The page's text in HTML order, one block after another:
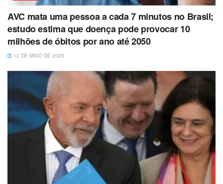
AVC mata uma pessoa a cada 7 minutos no Brasil;
estudo estima que doença pode provocar 10
milhões de óbitos por ano até 2050
12 DE MAIO DE 2025